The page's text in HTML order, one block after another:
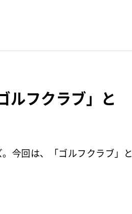
ルフクラブ」と
今回は、「ゴルフクラブ」と